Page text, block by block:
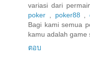
variasi dari
poker
poker88
Bagi kami semua
kamu adalah game
ตอบ